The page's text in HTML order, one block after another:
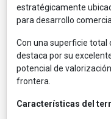
estratégicamente
para desarrollo
Con una superficie total
destaca por su
potencial de
frontera.
Características del